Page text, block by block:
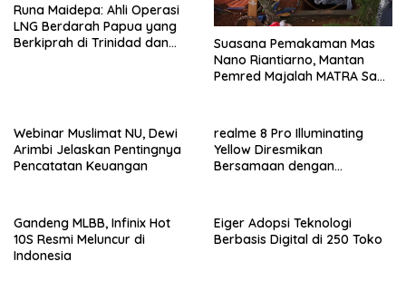
Runa Maidepa: Ahli Operasi
LNG Berdarah Papua yang
Berkiprah di Trinidad dan
Suasana Pemakaman Mas
Nano Riantiarno, Mantan
Pemred Majalah MATRA Saat
Webinar Muslimat NU, Dewi
Arimbi Jelaskan Pentingnya
Pencatatan Keuangan
realme 8 Pro Illuminating
Yellow Diresmikan
Bersamaan dengan
Gandeng MLBB, Infinix Hot
10S Resmi Meluncur di
Indonesia
Eiger Adopsi Teknologi
Berbasis Digital di 250 Toko